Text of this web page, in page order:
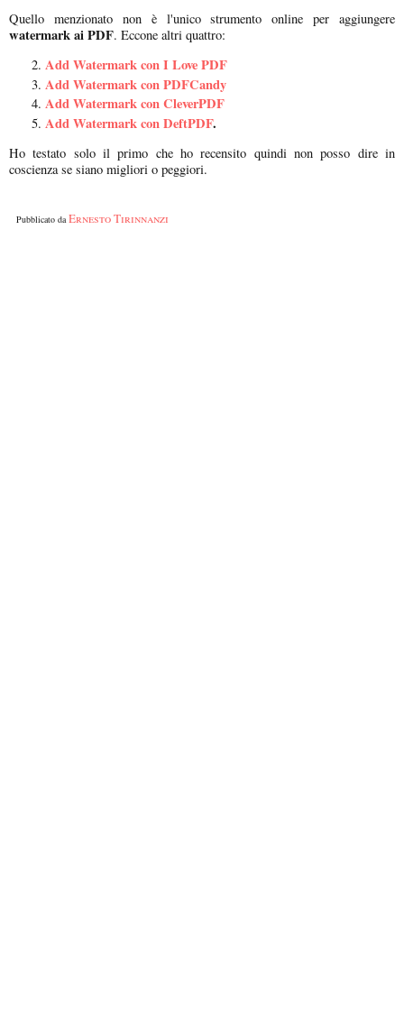
Quello menzionato non è l'unico strumento online per aggiungere
watermark ai PDF. Eccone altri quattro:
Add Watermark con I Love PDF
Add Watermark con PDFCandy
Add Watermark con CleverPDF
Add Watermark con DeftPDF.
Ho testato solo il primo che ho recensito quindi non posso dire in
coscienza se siano migliori o peggiori.
Pubblicato da Ernesto Tirinnanzi